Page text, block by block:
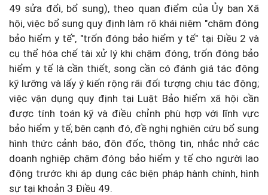
49 sửa đổi, bổ sung), theo quan điểm của Ủy ban Xã
hội, việc bổ sung quy định làm rõ khái niệm "chậm đóng
bảo hiểm y tế", "trốn đóng bảo hiểm y tế" tại Điều 2 và
cụ thể hóa chế tài xử lý khi chậm đóng, trốn đóng bảo
hiểm y tế là cần thiết, song cần có đánh giá tác động
kỹ lưỡng và lấy ý kiến rộng rãi đối tượng chịu tác động;
việc vận dụng quy định tại Luật Bảo hiểm xã hội cần
được tính toán kỹ và điều chỉnh phù hợp với lĩnh vực
bảo hiểm y tế; bên cạnh đó, đề nghị nghiên cứu bổ sung
hình thức cảnh báo, đôn đốc, thông tin, nhắc nhở các
doanh nghiệp chậm đóng bảo hiểm y tế cho người lao
động trước khi áp dụng các biện pháp hành chính, hình
sự tại khoản 3 Điều 49.